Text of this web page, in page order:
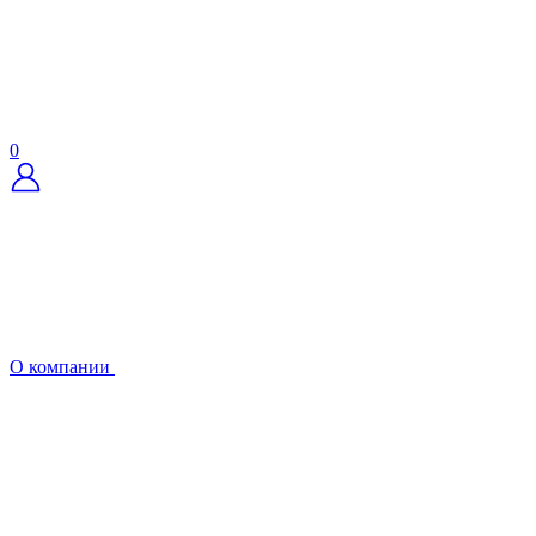
0
О компании